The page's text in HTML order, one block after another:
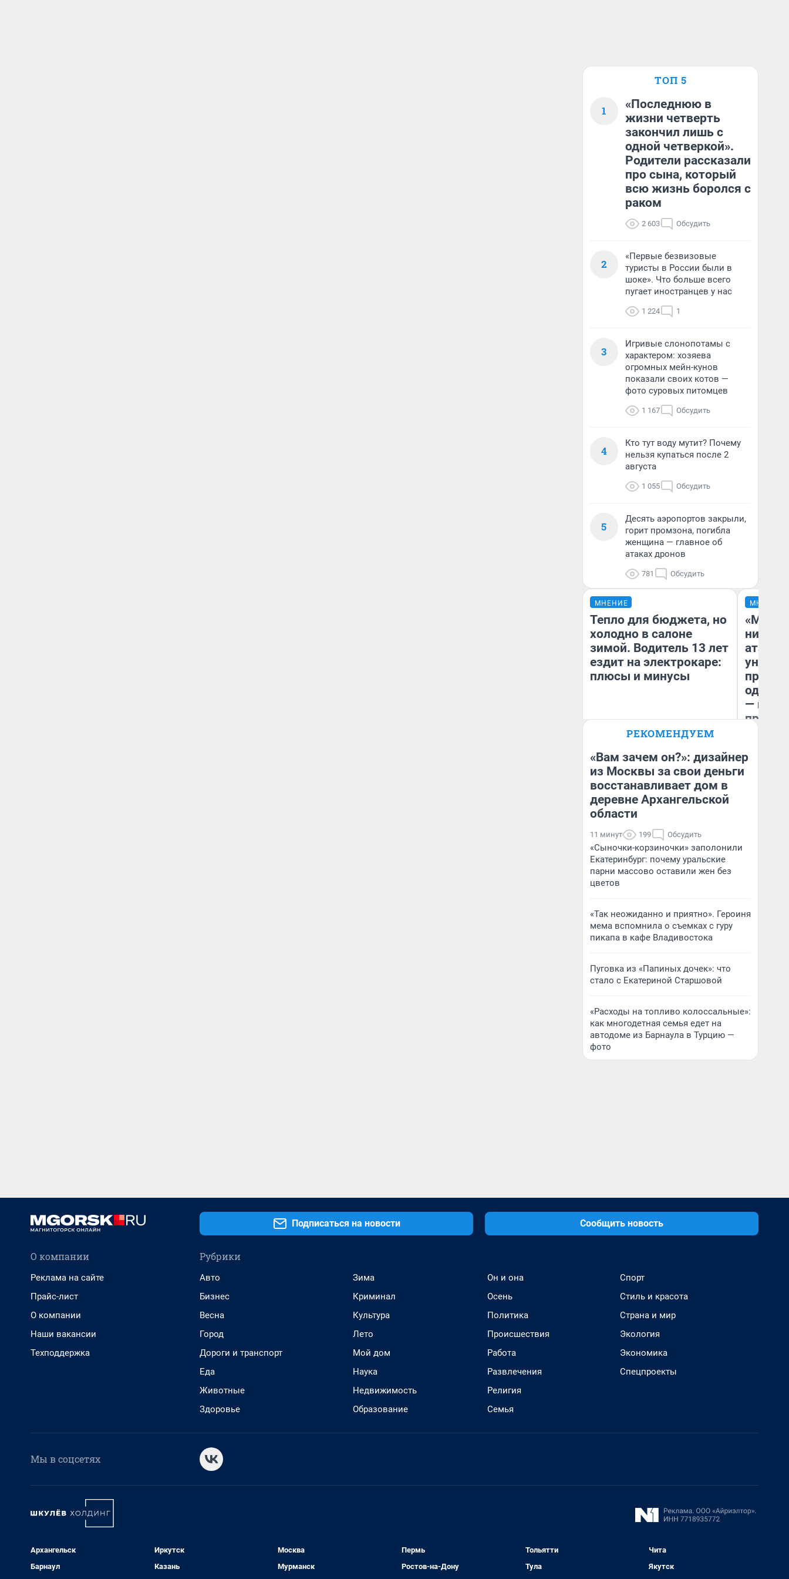
ТОП 5
1
«Последнюю в
жизни четверть
закончил лишь с
одной четверкой».
Родители рассказали
про сына, который
всю жизнь боролся с
раком
2 603 Обсудить
2
«Первые безвизовые
туристы в России были в
шоке». Что больше всего
пугает иностранцев у нас
1 224 1
3
Игривые слонопотамы с
характером: хозяева
огромных мейн-кунов
показали своих котов —
фото суровых питомцев
1 167 Обсудить
4
Кто тут воду мутит? Почему
нельзя купаться после 2
августа
1 055 Обсудить
5
Десять аэропортов закрыли,
горит промзона, погибла
женщина — главное об
атаках дронов
781 Обсудить
МНЕНИЕ
Тепло для бюджета, но
холодно в салоне
зимой. Водитель 13 лет
ездит на электрокаре:
плюсы и минусы
Денис Дедюхин
МНЕНИЕ
атаки
—
РЕКОМЕНДУЕМ
«Вам зачем он?»: дизайнер
из Москвы за свои деньги
восстанавливает дом в
деревне Архангельской
области
11 минут 199 Обсудить
«Сыночки-корзиночки» заполонили
Екатеринбург: почему уральские
парни массово оставили жен без
цветов
«Так неожиданно и приятно». Героиня
мема вспомнила о съемках с гуру
пикапа в кафе Владивостока
Пуговка из «Папиных дочек»: что
стало с Екатериной Старшовой
«Расходы на топливо колоссальные»:
как многодетная семья едет на
автодоме из Барнаула в Турцию —
фото
Подписаться на новости Сообщить новость
О компании
Реклама на сайте
Прайс-лист
О компании
Наши вакансии
Техподдержка
Рубрики
Авто
Бизнес
Весна
Город
Дороги и транспорт
Еда
Животные
Здоровье
Зима
Криминал
Культура
Лето
Мой дом
Наука
Недвижимость
Образование
Он и она
Осень
Политика
Происшествия
Работа
Развлечения
Религия
Семья
Спорт
Стиль и красота
Страна и мир
Экология
Экономика
Спецпроекты
Мы в соцсетях
Архангельск
Барнаул
Иркутск
Казань
Москва
Мурманск
Пермь
Ростов-на-Дону
Тольятти
Тула
Чита
Якутск